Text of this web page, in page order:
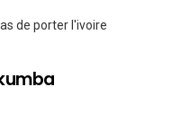
de porter l'ivoire